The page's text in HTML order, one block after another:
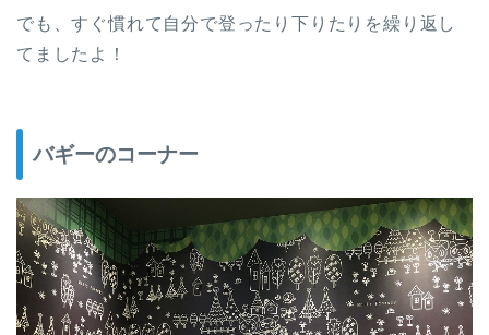
でも、すぐ慣れて自分で登ったり下りたりを繰り返し
てましたよ！
バギーのコーナー